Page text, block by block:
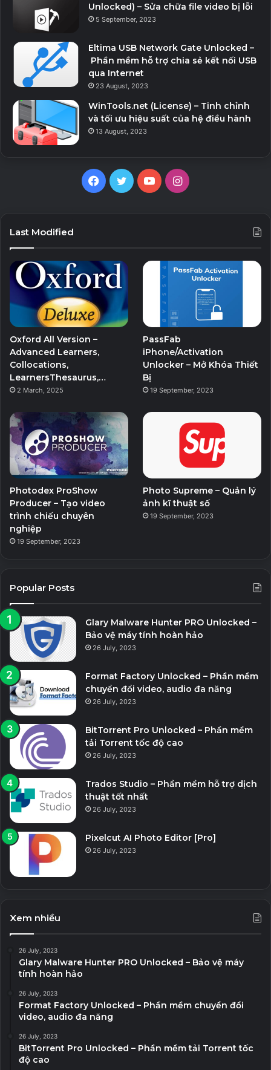
Unlocked) – Sửa chữa file video bị lỗi
5 September, 2023
Eltima USB Network Gate Unlocked –
Phần mềm hỗ trợ chia sẻ kết nối USB
qua Internet
23 August, 2023
WinTools.net (License) – Tinh chỉnh
và tối ưu hiệu suất của hệ điều hành
13 August, 2023
F
b
o
o
T
r
Y
e
I
a
r
a
Last Modified
Oxford All Version –
Advanced Learners,
Collocations,
LearnersThesaurus,…
2 March, 2025
PassFab
iPhone/Activation
Unlocker – Mở Khóa Thiết
Bị
19 September, 2023
Photodex ProShow
Producer – Tạo video
trình chiếu chuyên
nghiệp
19 September, 2023
Photo Supreme – Quản lý
ảnh kĩ thuật số
19 September, 2023
Popular Posts
Glary Malware Hunter PRO Unlocked –
Bảo vệ máy tính hoàn hảo
26 July, 2023
Format Factory Unlocked – Phần mềm
chuyển đổi video, audio đa năng
26 July, 2023
BitTorrent Pro Unlocked – Phần mềm
tải Torrent tốc độ cao
26 July, 2023
Trados Studio – Phần mềm hỗ trợ dịch
thuật tốt nhất
26 July, 2023
Pixelcut AI Photo Editor [Pro]
26 July, 2023
Xem nhiều
26 July, 2023
Glary Malware Hunter PRO Unlocked – Bảo vệ máy
tính hoàn hảo
26 July, 2023
Format Factory Unlocked – Phần mềm chuyển đổi
video, audio đa năng
26 July, 2023
BitTorrent Pro Unlocked – Phần mềm tải Torrent tốc
độ cao